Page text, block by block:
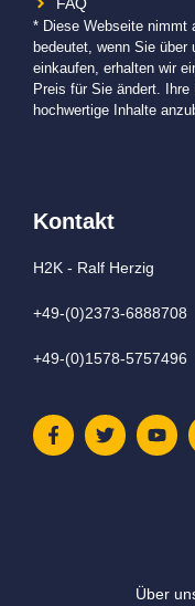
* Diese Webseite nimmt
bedeutet, wenn Sie über
einkaufen, erhalten wir
Preis für Sie ändert.
hochwertige Inhalte
Kontakt
H2K - Ralf Herzig
+49-(0)2373-6888708
+49-(0)1578-5757496
Über